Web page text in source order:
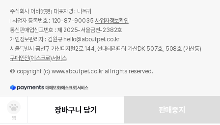
찜
장바구니 담기 판매중지
주식회사 어바웃펫
대표자명 : 나옥귀
사업자 등록번호 : 120-87-90035사업자정보확인
통신판매업신고번호 : 제 2025-서울금천-2382호
개인정보관리자 : 김원규 hello@aboutpet.co.kr
서울특별시 금천구 가산디지털2로 144, 현대테라타워 가산DK 507호, 508호 (가산동)
구매안전(에스크로)서비스
© copyright (c) www.aboutpet.co.kr all rights reserved.